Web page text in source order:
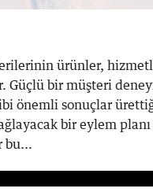
ürünler,
bir müşteri
önemli sonuçlar
bir eylem
bu...